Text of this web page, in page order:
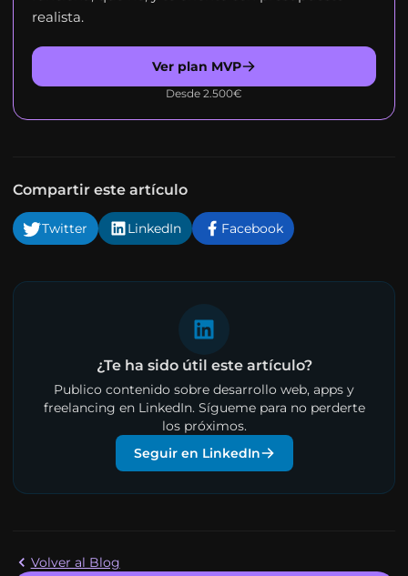
realista.
Ver plan MVP
Desde 2.500€
Compartir este artículo
Twitter LinkedIn Facebook
¿Te ha sido útil este artículo?
Publico contenido sobre desarrollo web, apps y
freelancing en LinkedIn. Sígueme para no perderte
los próximos.
Seguir en LinkedIn
Volver al Blog